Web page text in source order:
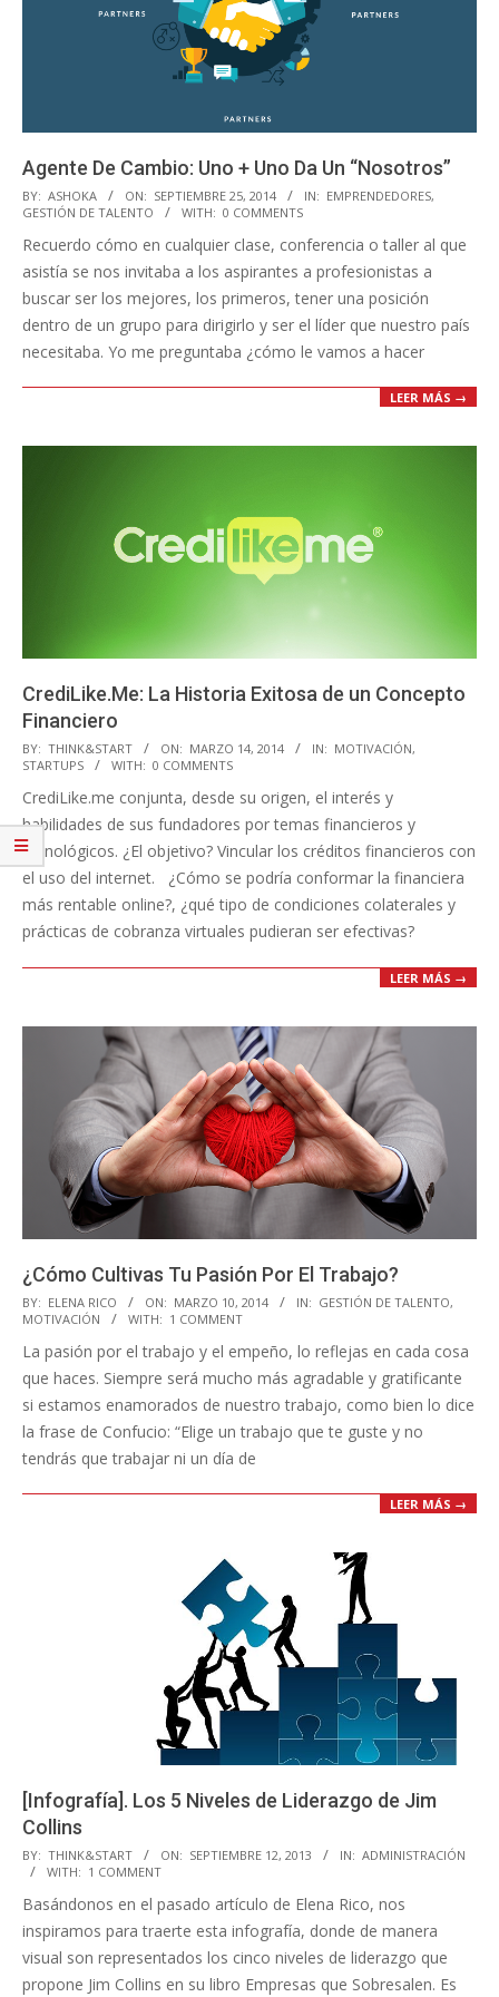
Agente De Cambio: Uno + Uno Da Un “Nosotros”
2014-
09-
25
BY: ASHOKA ON: SEPTIEMBRE 25, 2014 IN: EMPRENDEDORES,
GESTIÓN DE TALENTO
WITH: 0 COMMENTS
Recuerdo cómo en cualquier clase, conferencia o taller al que
asistía se nos invitaba a los aspirantes a profesionistas a
buscar ser los mejores, los primeros, tener una posición
dentro de un grupo para dirigirlo y ser el líder que nuestro país
necesitaba. Yo me preguntaba ¿cómo le vamos a hacer
LEER MÁS →
CrediLike.Me: La Historia Exitosa de un Concepto
Financiero
2014-
03-
14
BY: THINK&START ON: MARZO 14, 2014 IN: MOTIVACIÓN,
STARTUPS
WITH: 0 COMMENTS
CrediLike.me conjunta, desde su origen, el interés y
habilidades de sus fundadores por temas financieros y
tecnológicos. ¿El objetivo? Vincular los créditos financieros con
el uso del internet. ¿Cómo se podría conformar la financiera
más rentable online?, ¿qué tipo de condiciones colaterales y
prácticas de cobranza virtuales pudieran ser efectivas?
LEER MÁS →
¿Cómo Cultivas Tu Pasión Por El Trabajo?
2014-
03-
10
BY: ELENA RICO ON: MARZO 10, 2014 IN: GESTIÓN DE TALENTO,
MOTIVACIÓN
WITH: 1 COMMENT
La pasión por el trabajo y el empeño, lo reflejas en cada cosa
que haces. Siempre será mucho más agradable y gratificante
si estamos enamorados de nuestro trabajo, como bien lo dice
la frase de Confucio: “Elige un trabajo que te guste y no
tendrás que trabajar ni un día de
LEER MÁS →
[Infografía]. Los 5 Niveles de Liderazgo de Jim
Collins
2013-
09-
12
BY: THINK&START ON: SEPTIEMBRE 12, 2013 IN: ADMINISTRACIÓN
WITH: 1 COMMENT
Basándonos en el pasado artículo de Elena Rico, nos
inspiramos para traerte esta infografía, donde de manera
visual son representados los cinco niveles de liderazgo que
propone Jim Collins en su libro Empresas que Sobresalen. Es